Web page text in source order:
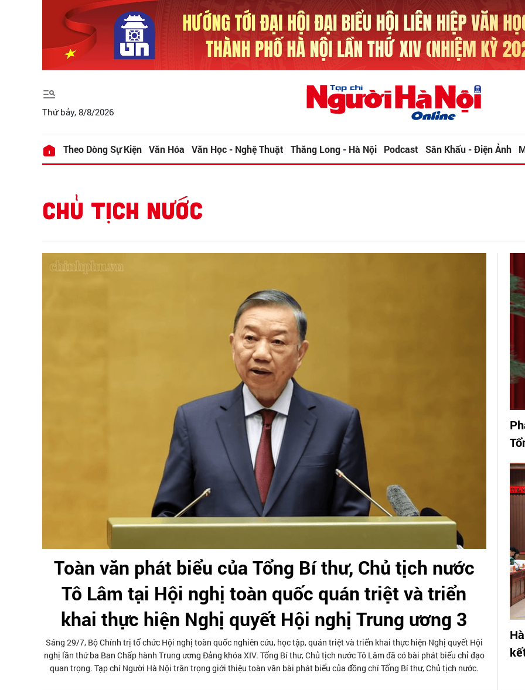
Thứ bảy, 8/8/2026
Theo Dòng Sự Kiện Văn Hóa Văn Học - Nghệ Thuật Thăng Long - Hà Nội Podcast Sân Khấu - Điện Ảnh
CHỦ TỊCH NƯỚC
Toàn văn phát biểu của Tổng Bí thư, Chủ tịch nước
Tô Lâm tại Hội nghị toàn quốc quán triệt và triển
khai thực hiện Nghị quyết Hội nghị Trung ương 3
Sáng 29/7, Bộ Chính trị tổ chức Hội nghị toàn quốc nghiên cứu, học tập, quán triệt và triển khai thực hiện Nghị quyết Hội
nghị lần thứ ba Ban Chấp hành Trung ương Đảng khóa XIV. Tổng Bí thư, Chủ tịch nước Tô Lâm đã có bài phát biểu chỉ đạo
quan trọng. Tạp chí Người Hà Nội trân trọng giới thiệu toàn văn bài phát biểu của đồng chí Tổng Bí thư, Chủ tịch nước.